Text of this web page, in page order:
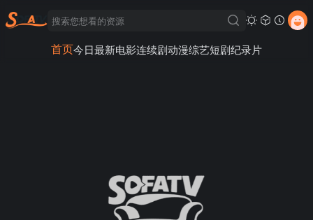
首页今日最新电影连续剧动漫综艺短剧纪录片